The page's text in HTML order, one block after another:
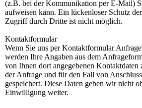
(z.B. bei der Kommunikation per E-Mail)
aufweisen kann. Ein lückenloser Schutz
Zugriff durch Dritte ist nicht möglich.
Kontaktformular
Wenn Sie uns per Kontaktformular
werden Ihre Angaben aus dem
von Ihnen dort angegebenen Kontaktdaten
der Anfrage und für den Fall von
gespeichert. Diese Daten geben wir nicht
Einwilligung weiter.